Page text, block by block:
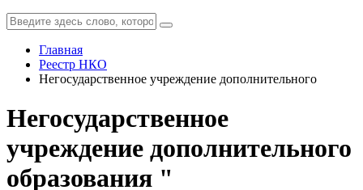
Главная
Реестр НКО
Негосударственное учреждение дополнительного
Негосударственное
учреждение дополнительного
образования "